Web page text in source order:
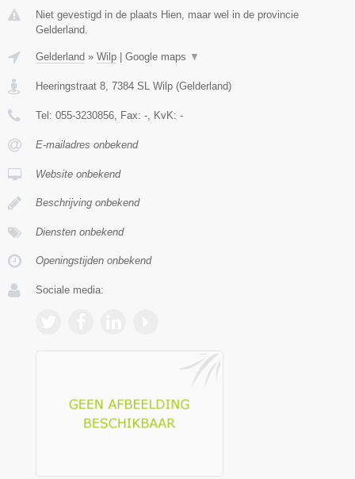
Niet gevestigd in de plaats Hien, maar wel in de provincie
Gelderland.
Gelderland » Wilp Google maps ▼
Heeringstraat 8, 7384 SL Wilp (Gelderland)
Tel: 055-3230856, Fax: -, KvK: -
E-mailadres onbekend
Website onbekend
Beschrijving onbekend
Diensten onbekend
Openingstijden onbekend
Sociale media: